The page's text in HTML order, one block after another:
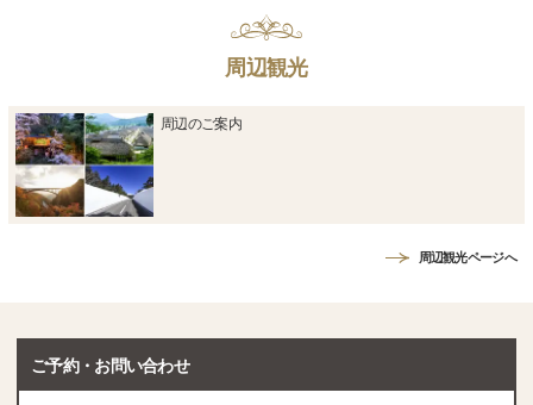
周辺観光
周辺のご案内
周辺観光ページへ
ご予約・お問い合わせ